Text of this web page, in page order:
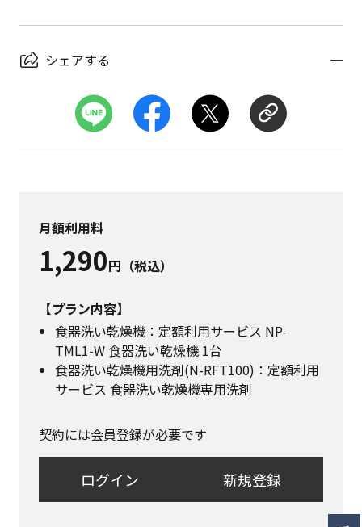
シェアする
月額利用料
1,290円（税込）
【プラン内容】
食器洗い乾燥機：定額利用サービス NP-
TML1-W 食器洗い乾燥機 1台
食器洗い乾燥機用洗剤(N-RFT100)：定額利用
サービス 食器洗い乾燥機専用洗剤
契約には会員登録が必要です
ログイン 新規登録